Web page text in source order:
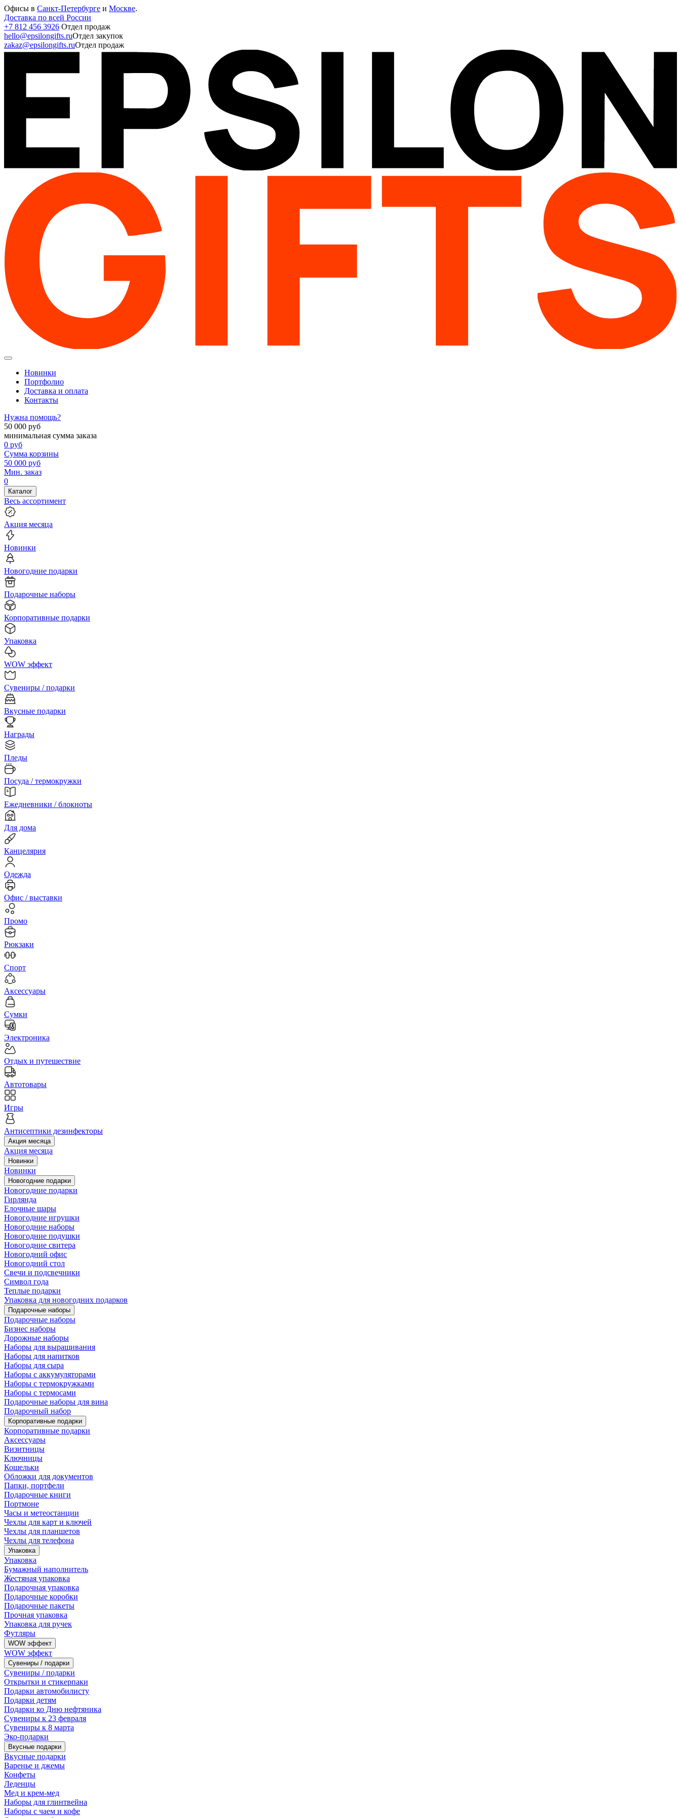
Офисы в Санкт-Петербурге и Москве.
Доставка по всей России
+7 812 456 3926 Отдел продаж
hello@epsilongifts.ruОтдел закупок
zakaz@epsilongifts.ruОтдел продаж
Новинки
Портфолио
Доставка и оплата
Контакты
Нужна помощь?
50 000 руб
минимальная сумма заказа
0 руб
Сумма корзины
50 000 руб
Мин. заказ
0
Каталог
Весь ассортимент
Акция месяца
Новинки
Новогодние подарки
Подарочные наборы
Корпоративные подарки
Упаковка
WOW эффект
Сувениры / подарки
Вкусные подарки
Награды
Пледы
Посуда / термокружки
Ежедневники / блокноты
Для дома
Канцелярия
Одежда
Офис / выставки
Промо
Рюкзаки
Спорт
Аксессуары
Сумки
Электроника
Отдых и путешествие
Автотовары
Игры
Антисептики дезинфекторы
Акция месяца
Акция месяца
Новинки
Новинки
Новогодние подарки
Новогодние подарки
Гирлянда
Елочные шары
Новогодние игрушки
Новогодние наборы
Новогодние подушки
Новогодние свитера
Новогодний офис
Новогодний стол
Свечи и подсвечники
Символ года
Теплые подарки
Упаковка для новогодних подарков
Подарочные наборы
Подарочные наборы
Бизнес наборы
Дорожные наборы
Наборы для выращивания
Наборы для напитков
Наборы для сыра
Наборы с аккумуляторами
Наборы с термокружками
Наборы с термосами
Подарочные наборы для вина
Подарочный набор
Корпоративные подарки
Корпоративные подарки
Аксессуары
Визитницы
Ключницы
Кошельки
Обложки для документов
Папки, портфели
Подарочные книги
Портмоне
Часы и метеостанции
Чехлы для карт и ключей
Чехлы для планшетов
Чехлы для телефона
Упаковка
Упаковка
Бумажный наполнитель
Жестяная упаковка
Подарочная упаковка
Подарочные коробки
Подарочные пакеты
Прочная упаковка
Упаковка для ручек
Футляры
WOW эффект
WOW эффект
Сувениры / подарки
Сувениры / подарки
Открытки и стикерпаки
Подарки автомобилисту
Подарки детям
Подарки ко Дню нефтяника
Сувениры к 23 февраля
Сувениры к 8 марта
Эко-подарки
Вкусные подарки
Вкусные подарки
Варенье и джемы
Конфеты
Леденцы
Мед и крем-мед
Наборы для глинтвейна
Наборы с чаем и кофе